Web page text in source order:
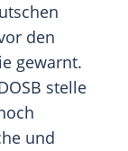
den
gewarnt.
stelle
und